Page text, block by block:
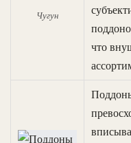
Чугун
что